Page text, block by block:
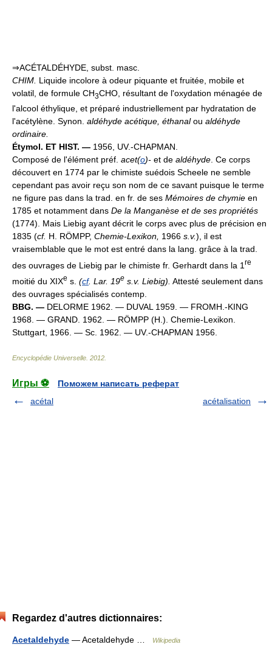
⇒ACÉTALDÉHYDE, subst. masc.
CHIM. Liquide incolore à odeur piquante et fruitée, mobile et
volatil, de formule CH3CHO, résultant de l'oxydation ménagée de
l'alcool éthylique, et préparé industriellement par hydratation de
l'acétylène. Synon. aldéhyde acétique, éthanalou aldéhyde
ordinaire.
Étymol. ET HIST. — 1956, UV.-CHAPMAN.
Composé de l'élément préf. acet(o)- et de aldéhyde . Ce corps
découvert en 1774 par le chimiste suédois Scheele ne semble
cependant pas avoir reçu son nom de ce savant puisque le terme
ne figure pas dans la trad. en fr. de ses Mémoires de chymie en
1785 et notamment dans De la Manganèse et de ses propriétés
(1774). Mais Liebig ayant décrit le corps avec plus de précision en
1835 (cf. H. RÖMPP, Chemie-Lexikon, 1966 s.v.), il est
vraisemblable que le mot est entré dans la lang. grâce à la trad.
des ouvrages de Liebig par le chimiste fr. Gerhardt dans la 1 re
moitié du XIXe s. (cf. Lar. 19e s.v. Liebig). Attesté seulement dans
des ouvrages spécialisés contemp.
BBG. — DELORME 1962. — DUVAL 1959. — FROMH.-KING
1968. — GRAND. 1962. — RÖMPP (H.). Chemie-Lexikon.
Stuttgart, 1966. — Sc. 1962. — UV.-CHAPMAN 1956.
Encyclopédie Universelle 2012
Игры ⚽
Поможем написать реферат
acétal
acétalisation
Regardez d'autres dictionnaires:
Acetaldehyde — Acetaldehyde … Wikipedia